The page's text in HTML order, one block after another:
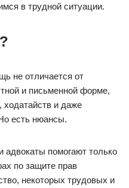
в трудной ситуации.
не отличается от
и письменной форме,
ходатайств и даже
есть нюансы.
адвокаты помогают только
по защите прав
некоторых трудовых и